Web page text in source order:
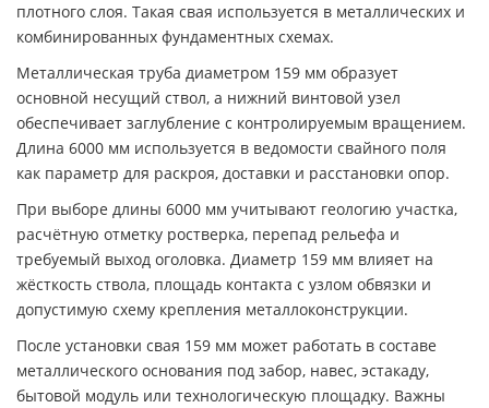
плотного слоя. Такая свая используется в металлических и
комбинированных фундаментных схемах.
Металлическая труба диаметром 159 мм образует
основной несущий ствол, а нижний винтовой узел
обеспечивает заглубление с контролируемым вращением.
Длина 6000 мм используется в ведомости свайного поля
как параметр для раскроя, доставки и расстановки опор.
При выборе длины 6000 мм учитывают геологию участка,
расчётную отметку ростверка, перепад рельефа и
требуемый выход оголовка. Диаметр 159 мм влияет на
жёсткость ствола, площадь контакта с узлом обвязки и
допустимую схему крепления металлоконструкции.
После установки свая 159 мм может работать в составе
металлического основания под забор, навес, эстакаду,
бытовой модуль или технологическую площадку. Важны